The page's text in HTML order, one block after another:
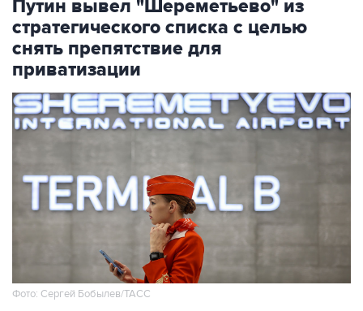
Путин вывел "Шереметьево" из
стратегического списка с целью
снять препятствие для
приватизации
Фото: Сергей Бобылев/ТАСС